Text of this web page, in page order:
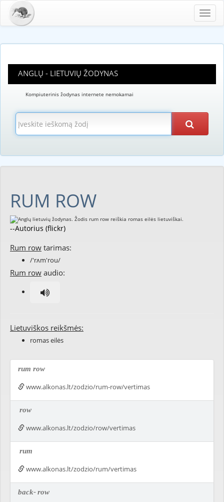
ANGLŲ - LIETUVIŲ ŽODYNAS
Kompiuterinis žodynas internete nemokamai
RUM ROW
--Autorius (flickr)
Rum row tarimas:
/'rʌm'rou/
Rum row audio:
Lietuviškos reikšmės:
romas eilės
rum row
www.alkonas.lt/zodzio/rum-row/vertimas
row
www.alkonas.lt/zodzio/row/vertimas
rum
www.alkonas.lt/zodzio/rum/vertimas
back-row